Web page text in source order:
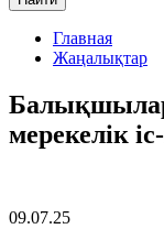
Главная
Жаңалықтар
мерекелік
09.07.25